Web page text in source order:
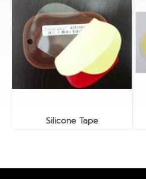
Silicone Tape